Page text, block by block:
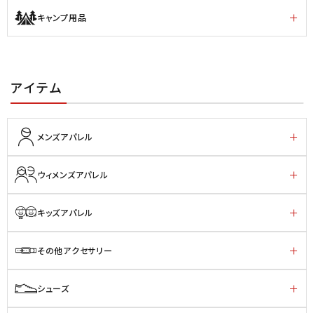
キャンプ用品
アイテム
メンズアパレル
ウィメンズアパレル
キッズアパレル
その他アクセサリー
シューズ